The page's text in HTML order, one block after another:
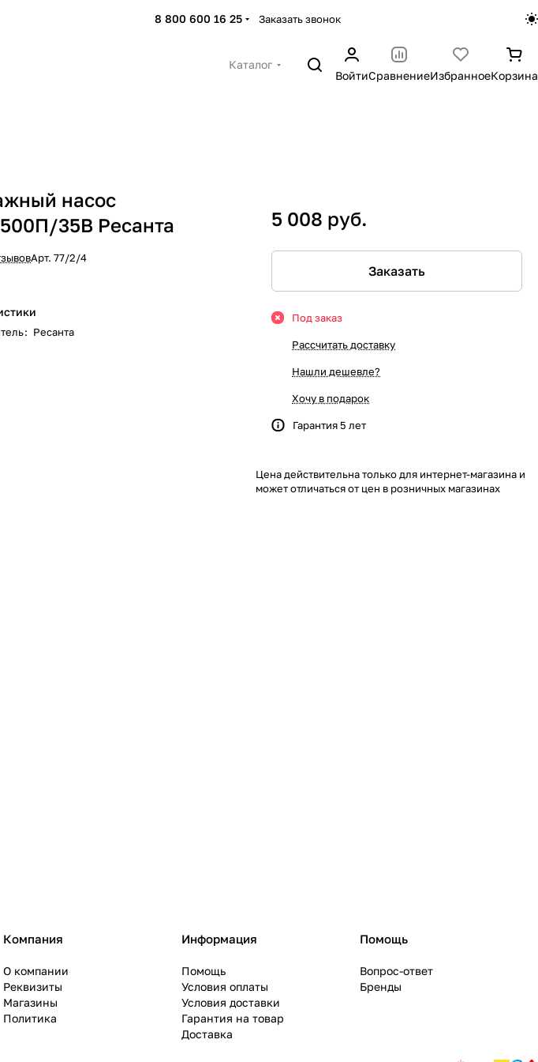
8 800 600 16 25 Заказать звонок
Каталог
ВойтиСравнениеИзбранноеКорзина
насос
35B Ресанта
Арт.77/2/4
: Ресанта
5 008 руб.
Заказать
Под заказ
Рассчитать доставку
Нашли дешевле?
Хочу в подарок
Гарантия 5 лет
Цена действительна только для интернет-магазина и
может отличаться от цен в розничных магазинах
Компания
О компании
Реквизиты
Магазины
Политика
Информация
Помощь
Условия оплаты
Условия доставки
Гарантия на товар
Доставка
Помощь
Вопрос-ответ
Бренды